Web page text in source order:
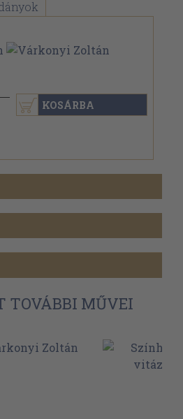
KOSÁRBA
TOVÁBBI MŰVEI